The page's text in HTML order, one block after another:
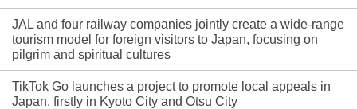
JAL and four railway companies jointly create a wide-range
tourism model for foreign visitors to Japan, focusing on
pilgrim and spiritual cultures
TikTok Go launches a project to promote local appeals in
Japan, firstly in Kyoto City and Otsu City